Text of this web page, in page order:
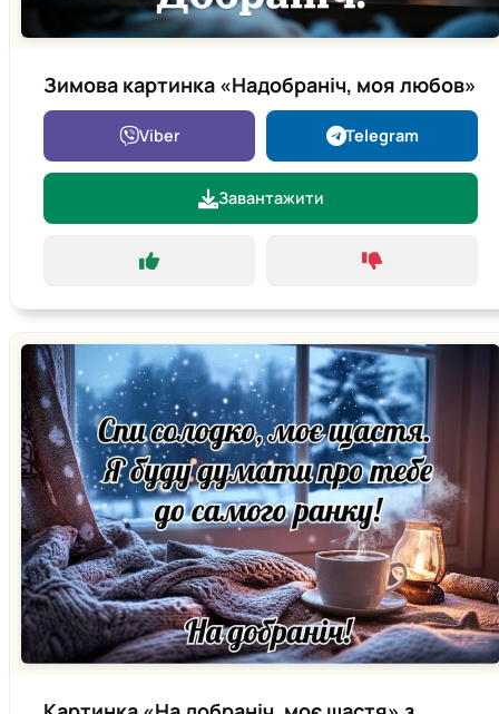
Зимова картинка «Надобраніч, моя любов»
Viber Telegram
Завантажити